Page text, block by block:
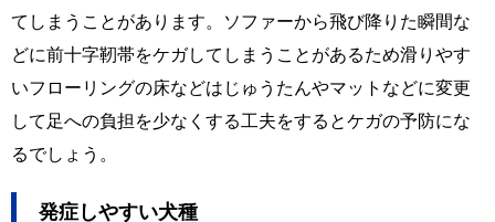
てしまうことがあります。ソファーから飛び降りた瞬間な
どに前十字靭帯をケガしてしまうことがあるため滑りやす
いフローリングの床などはじゅうたんやマットなどに変更
して足への負担を少なくする工夫をするとケガの予防にな
るでしょう。
発症しやすい犬種